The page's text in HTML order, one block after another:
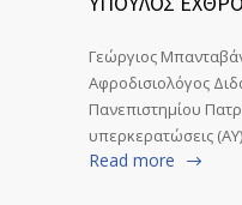
Γεώργιος
Αφροδισιολόγος
Πανεπιστημίου
υπερκερατώσεις
Read more